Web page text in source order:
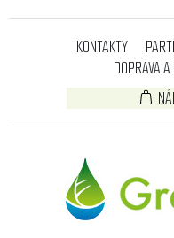
KONTAKTY
DOPRAVA